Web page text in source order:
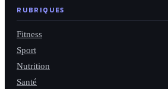
RUBRIQUES
Fitness
Sport
Nutrition
Santé